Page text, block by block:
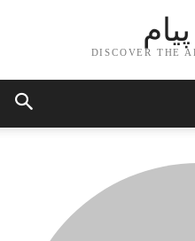
DISCOVER THE